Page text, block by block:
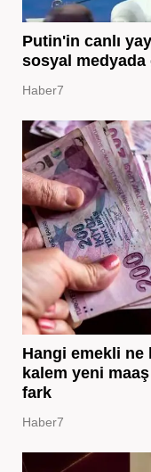
Putin'in canlı
sosyal
Haber7
Hangi emekli ne
kalem yeni
fark
Haber7